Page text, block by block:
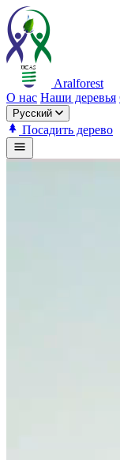
Aralforest
О нас Наши деревья
Русский
Посадить дерево